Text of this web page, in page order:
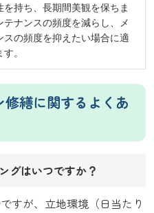
を持ち、長期間美観を保ちま
テナンスの頻度を減らし、メ
スの頻度を抑えたい場合に適
。
繕に関するよくあ
グはいつですか？
すが、立地環境（日当たり